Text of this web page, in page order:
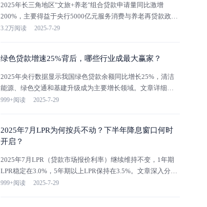
2025年长三角地区"文旅+养老"组合贷款申请量同比激增
200%，主要得益于央行5000亿元服务消费与养老再贷款政策
的落地实施。该政策35%的资金明确指向文旅体娱行业，重
键步骤、数字文旅项目特殊要求，以及资金合规使用的典型
案例。特别提醒企业关注8月上线的电子化申请系统，抓紧7-
9月审批加速期完成申报，同时确保符合2025年新增的5项合
3.2万阅读 2025-7-29
绿色贷款增速25%背后，哪些行业成最大赢家？
2025年央行数据显示我国绿色贷款余额同比增长25%，清洁
能源、绿色交通和基建升级成为主要增长领域。文章详细解
读了不同银行在绿色信贷方面的布局策略，分析了碳排放权
求和区域政策红利。专家建议企业应建立专业碳资产团队，
利用贴息产品和国际认证提升融资成功率。
999+阅读 2025-7-29
2025年7月LPR为何按兵不动？下半年降息窗口何时
开启？
2025年7月LPR（贷款市场报价利率）继续维持不变，1年期
LPR稳定在3.0%，5年期以上LPR保持在3.5%。文章深入分析
了7月LPR维持不变的多重原因，包括经济基本面改善、银行
999+阅读 2025-7-29